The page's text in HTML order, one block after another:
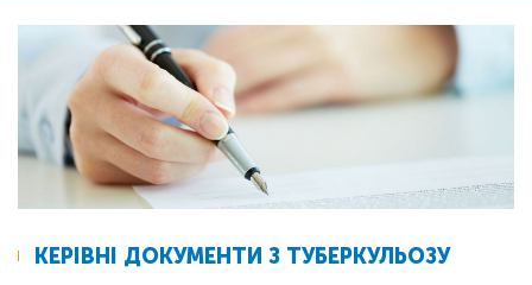
КЕРІВНІ ДОКУМЕНТИ З ТУБЕРКУЛЬОЗУ